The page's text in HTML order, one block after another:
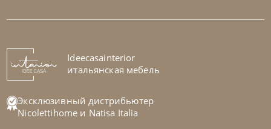
Кровать B-Curve
На заказ 45-90 дн
Ideecasainterior
итальянская мебель
Эксклюзивный дистрибьютер
Nicolettihome и Natisa Italia